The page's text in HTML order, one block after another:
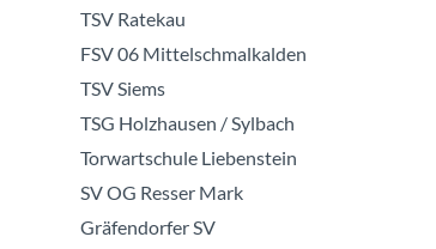
TSV Ratekau
FSV 06 Mittelschmalkalden
TSV Siems
TSG Holzhausen / Sylbach
Torwartschule Liebenstein
SV OG Resser Mark
Gräfendorfer SV